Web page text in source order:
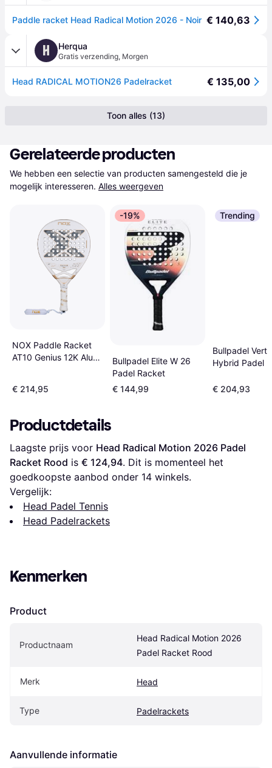
Paddle racket Head Radical Motion 2026 - Noir € 140,63
H Herqua
Gratis verzending, Morgen
Head RADICAL MOTION26 Padelracket € 135,00
Toon alles (13)
Gerelateerde producten
We hebben een selectie van producten samengesteld die je
mogelijk interesseren. Alles weergeven
NOX Paddle Racket
AT10 Genius 12K Alum
€ 214,95
-19%
Bullpadel Elite W 26
Padel Racket
€ 144,99
Trending
Bullpadel
Hybrid Padel
€ 204,93
Productdetails
Laagste prijs voor Head Radical Motion 2026 Padel
Racket Rood is € 124,94. Dit is momenteel het
goedkoopste aanbod onder 14 winkels.
Vergelijk:
Head Padel Tennis
Head Padelrackets
Kenmerken
Product
Productnaam
Head Radical Motion 2026
Padel Racket Rood
Merk Head
Type Padelrackets
Aanvullende informatie